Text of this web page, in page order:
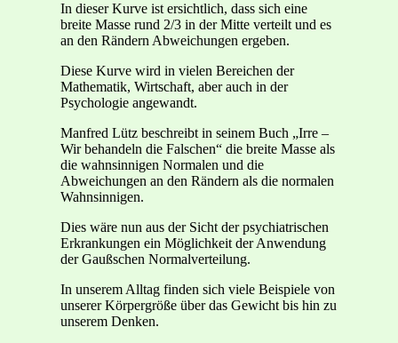
In dieser Kurve ist ersichtlich, dass sich eine
breite Masse rund 2/3 in der Mitte verteilt und es
an den Rändern Abweichungen ergeben.
Diese Kurve wird in vielen Bereichen der
Mathematik, Wirtschaft, aber auch in der
Psychologie angewandt.
Manfred Lütz beschreibt in seinem Buch „Irre –
Wir behandeln die Falschen“ die breite Masse als
die wahnsinnigen Normalen und die
Abweichungen an den Rändern als die normalen
Wahnsinnigen.
Dies wäre nun aus der Sicht der psychiatrischen
Erkrankungen ein Möglichkeit der Anwendung
der Gaußschen Normalverteilung.
In unserem Alltag finden sich viele Beispiele von
unserer Körpergröße über das Gewicht bis hin zu
unserem Denken.